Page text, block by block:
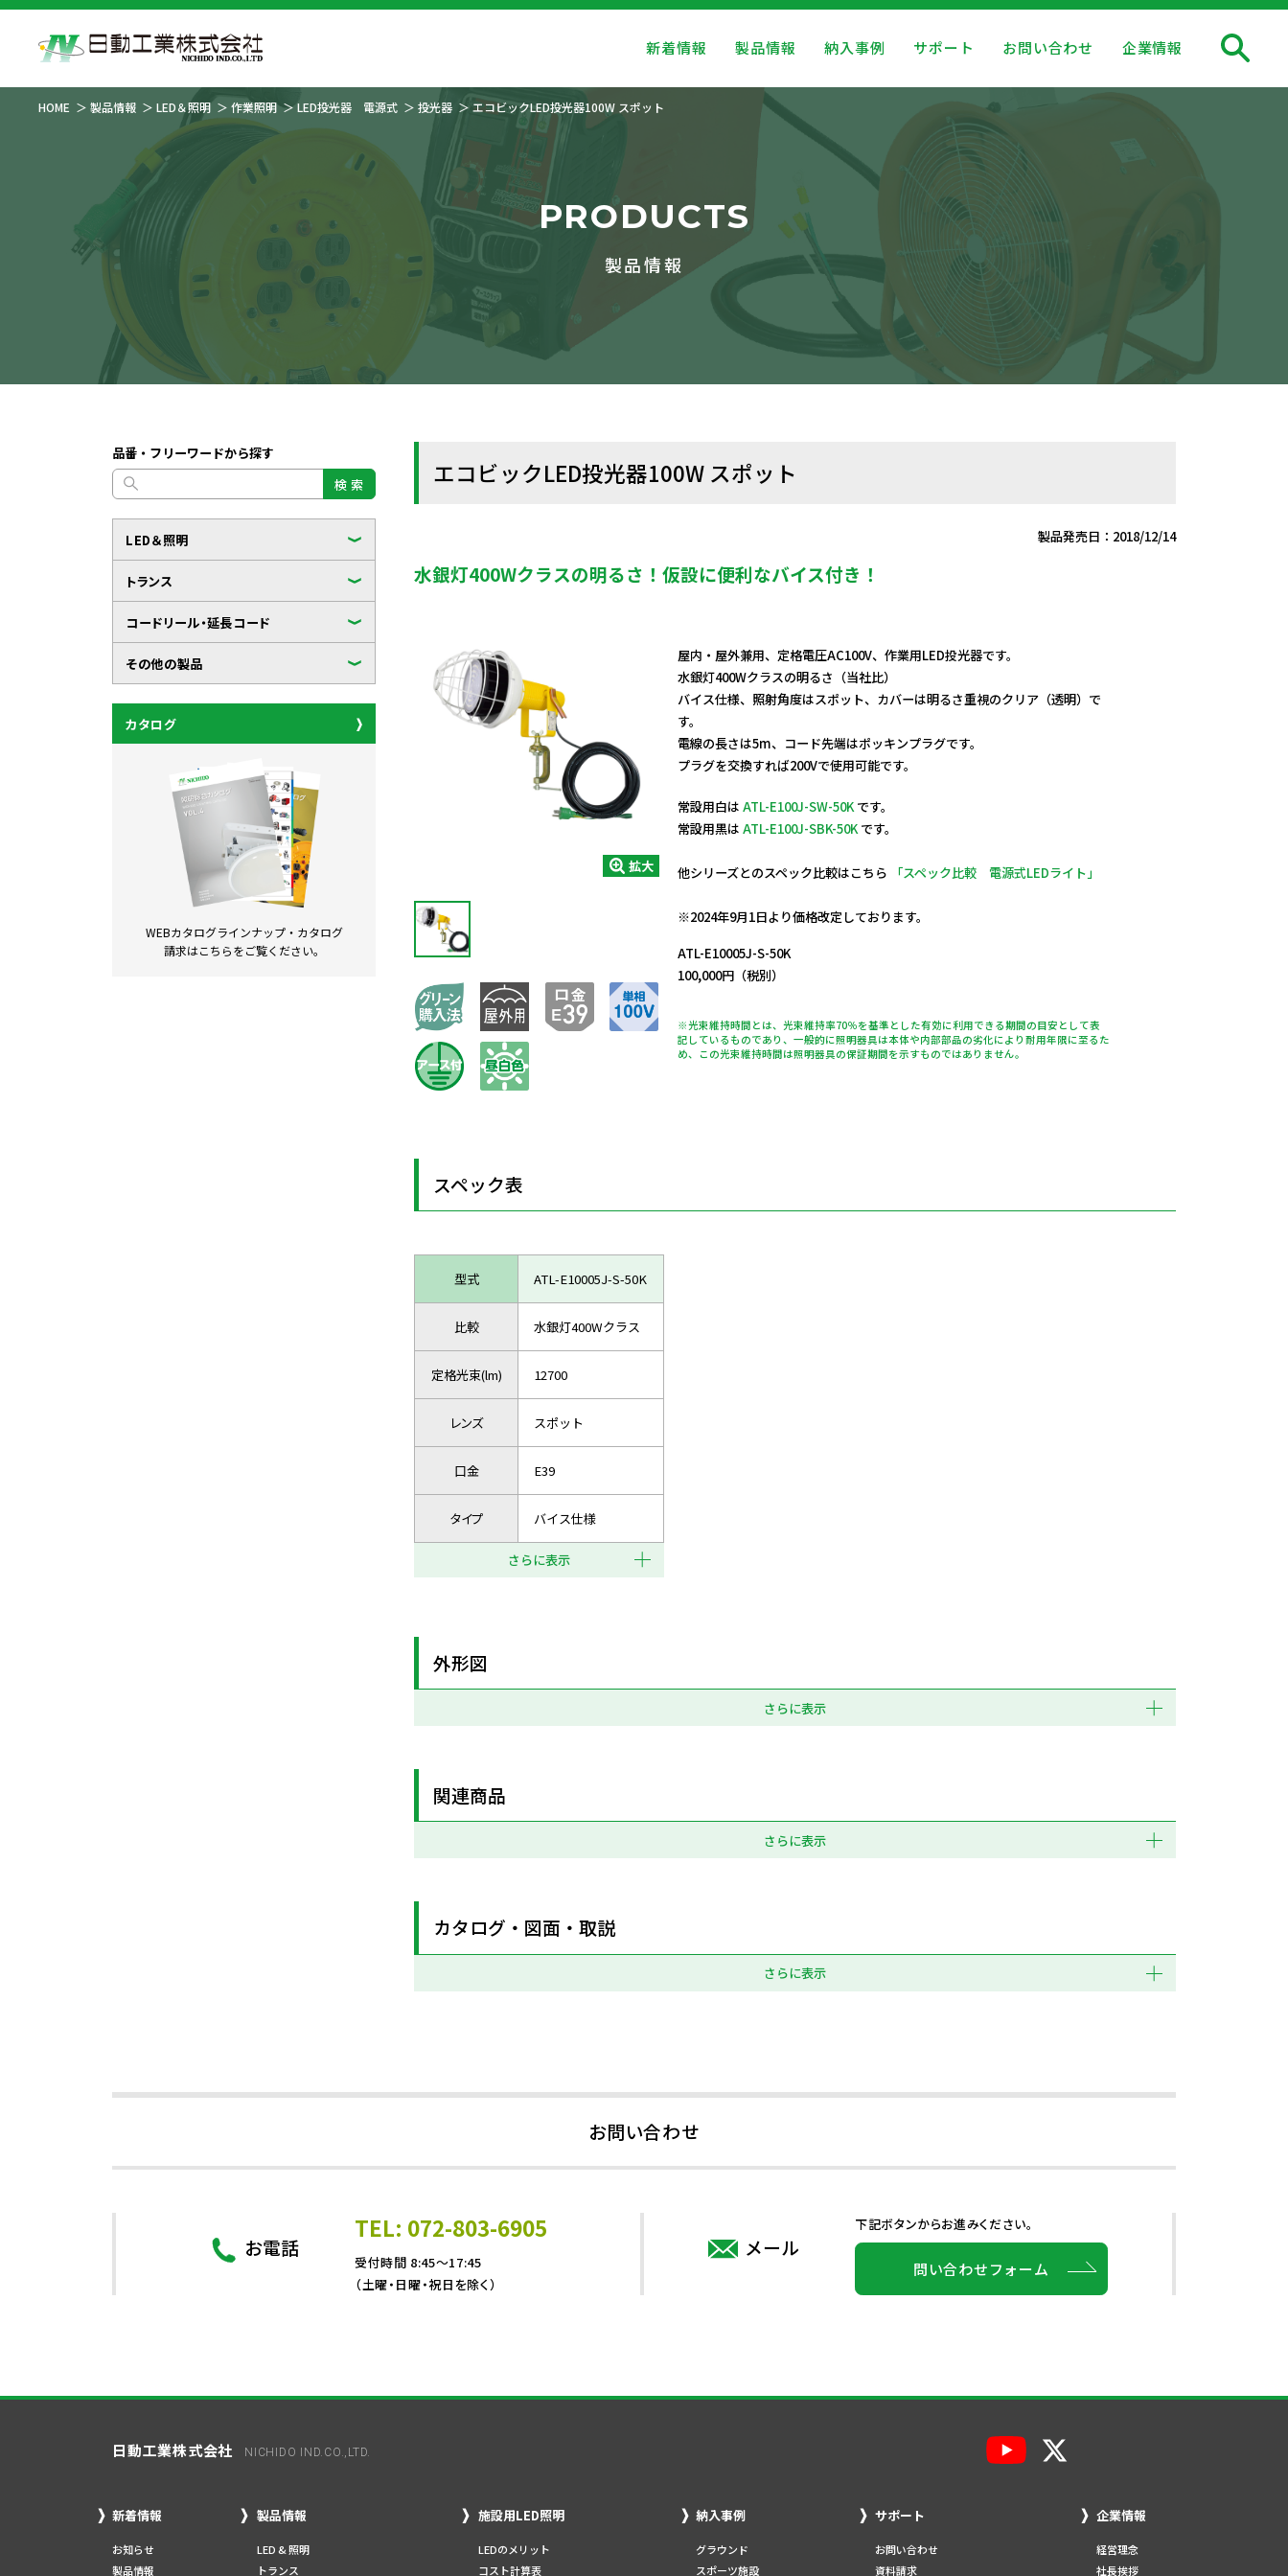
新着情報 製品情報 納入事例 サポート お問い合わせ 企業情報
HOME 製品情報 LED＆照明 作業照明 LED投光器 電源式 投光器 エコビックLED投光器100W スポット
PRODUCTS
製品情報
品番・フリーワードから探す
検 索
LED＆照明
トランス
コードリール・延長コード
その他の製品
カタログ
WEBカタログラインナップ・ カタログ
請求はこちらをご覧ください。
エコビックLED投光器100W スポット
製品発売日：2018/12/14
水銀灯400Wクラスの明るさ！仮設に便利なバイス付き！
拡大
屋内・屋外兼用、定格電圧AC100V、作業用LED投光器です。
水銀灯400Wクラスの明るさ（当社比）
バイス仕様、照射角度はスポット、カバーは明るさ重視のクリア（透明）で
す。
電線の長さは5m、コード先端はポッキンプラグです。
プラグを交換すれば200Vで使用可能です。
常設用白は ATL-E100J-SW-50Kです。
常設用黒は ATL-E100J-SBK-50Kです。
他シリーズとのスペック比較はこちら
「スペック比較 電源式LEDライト」
※2024年9月1日より価格改定しております。
ATL-E10005J-S-50K
100,000円（税別）
※光束維持時間とは、光束維持率70％を基準とした有効に利用できる期間の目安として表
記しているものであり、一般的に照明器具は本体や内部部品の劣化により耐用年限に至るた
め、この光束維持時間は照明器具の保証期間を示すものではありません。
スペック表
型式 ATL-E10005J-S-50K
比較 水銀灯400Wクラス
定格光束(lm) 12700
レンズ スポット
口金 E39
タイプ バイス仕様
さらに表示
外形図
さらに表示
関連商品
さらに表示
カタログ・図面・取説
さらに表示
お問い合わせ
お電話
TEL: 072-803-6905
受付時間 8:45～17:45
（土曜・日曜・祝日を除く）
メール
下記ボタンからお進みください。
問い合わせフォーム
日動工業株式会社 NICHIDO IND.CO.,LTD.
新着情報
お知らせ
製品情報
製品情報
LED & 照明
トランス
施設用LED照明
LEDのメリット
コスト計算表
納入事例
グラウンド
スポーツ施設
サポート
お問い合わせ
資料請求
企業情報
経営理念
社長挨拶